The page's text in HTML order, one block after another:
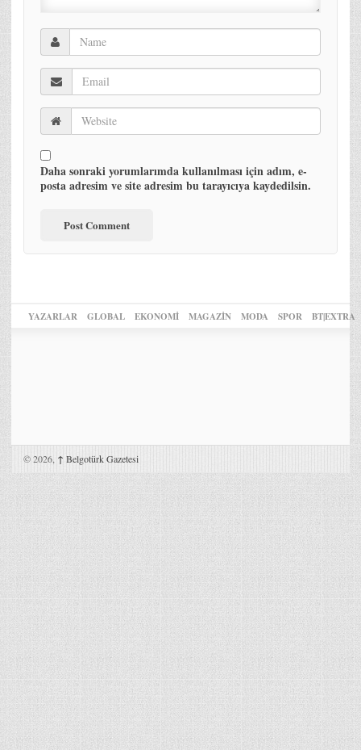
Daha sonraki yorumlarımda kullanılması için adım, e-
posta adresim ve site adresim bu tarayıcıya kaydedilsin.
YAZARLAR GLOBAL EKONOMİ MAGAZİN MODA SPOR BT|EXTRA
© 2026, ↑ Belgotürk Gazetesi